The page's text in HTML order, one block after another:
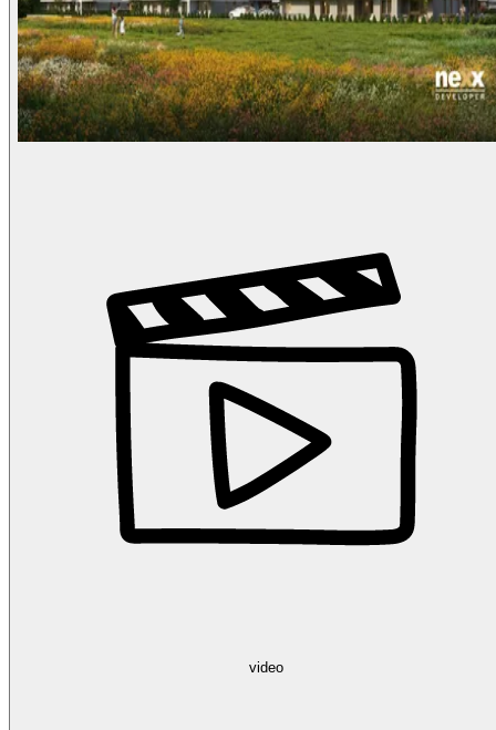
video